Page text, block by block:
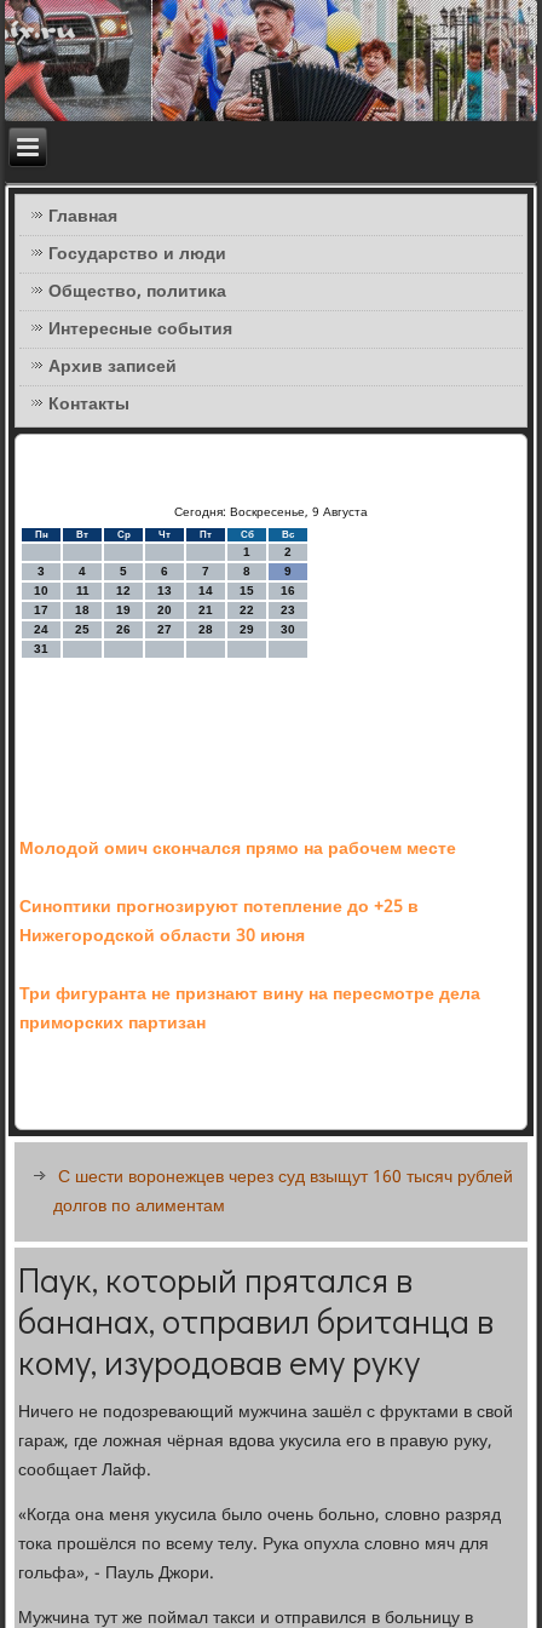
Главная
Государство и люди
Общество, политика
Интересные события
Архив записей
Контакты
Сегодня: Воскресенье, 9 Августа
Пн Вт Ср Чт Пт Сб Вс
1
2
3
4 5 6 7 8
9
10
11 12 13 14 15
16
17
18 19 20 21 22
23
24
25 26 27 28 29
30
31
Молодой омич скончался прямо на рабочем месте
Синоптики прогнозируют потепление до +25 в
Нижегородской области 30 июня
Три фигуранта не признают вину на пересмотре дела
приморских партизан
С шести воронежцев через суд взыщут 160 тысяч рублей
долгов по алиментам
Паук, который прятался в
бананах, отправил британца в
кому, изуродовав ему руку
Ничего не подозревающий мужчина зашёл с фруктами в свой
гараж, где ложная чёрная вдова укусила его в правую руку,
сообщает Лайф.
«Когда она меня укусила было очень больно, словно разряд
тока прошёлся по всему телу. Рука опухла словно мяч для
гольфа», - Пауль Джори.
Мужчина тут же поймал такси и отправился в больницу в